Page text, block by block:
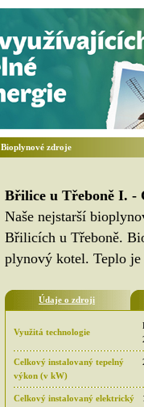
Bioplynové zdroje
Břilice u Třeboně I. -
Naše nejstarší
Břilicích u Třeboně.
plynový kotel. Teplo
Údaje o zdroji
Využitá technologie
Celkový instalovaný tepelný
výkon (v kW)
Celkový instalovaný elektrický